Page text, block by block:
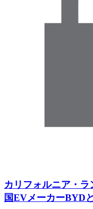
カリフォルニア・
国EVメーカーBYD